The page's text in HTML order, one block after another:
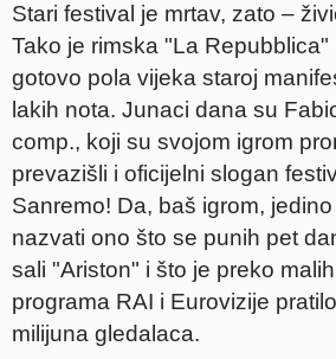
Stari festival je mrtav, zato –
Tako je rimska "La Repubblica"
gotovo pola vijeka staroj
lakih nota. Junaci dana su
comp., koji su svojom igrom
prevazišli i oficijelni slogan
Sanremo! Da, baš igrom,
nazvati ono što se punih pet
sali "Ariston" i što je preko
programa RAI i Eurovizije
milijuna gledalaca.